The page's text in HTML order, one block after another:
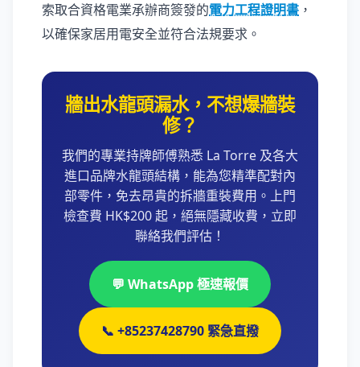
索取合資格電業承辦商簽發的電力工程證明書 ，
以確保家居用電安全並符合法規要求。
牆出水龍頭漏水，不想爆牆裝
修？
我們的專業持牌師傅熟悉 La Torre 及各大
進口品牌水龍頭結構，能為您精準配對內
部零件，免去昂貴的拆牆重裝費用。上門
檢查費 HK$200 起，絕無隱藏收費，立即
聯絡我們評估！
💬 WhatsApp 極速報價
📞 +85237428790 緊急直撥